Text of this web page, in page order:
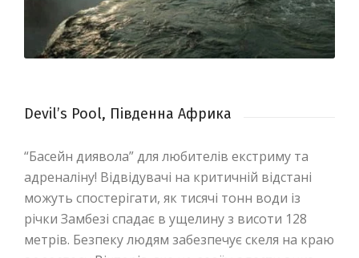
Devil’s Pool, Південна Африка
“Басейн диявола” для любителів екстриму та
адреналіну! Відвідувачі на критичній відстані
можуть спостерігати, як тисячі тонн води із
річки Замбезі спадає в ущелину з висоти 128
метрів. Безпеку людям забезпечує скеля на краю